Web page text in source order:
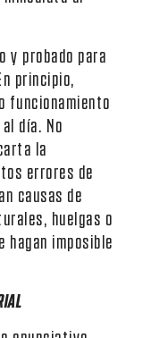
y probado para
principio,
funcionamiento
día. No
la
errores de
causas de
huelgas o
hagan imposible